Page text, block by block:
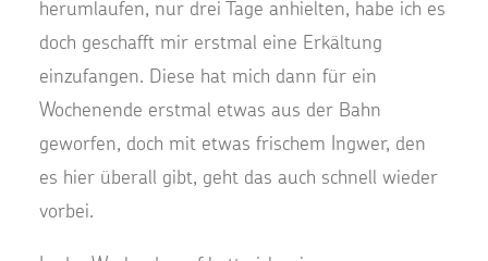
herumlaufen, nur drei Tage anhielten, habe ich es
doch geschafft mir erstmal eine Erkältung
einzufangen. Diese hat mich dann für ein
Wochenende erstmal etwas aus der Bahn
geworfen, doch mit etwas frischem Ingwer, den
es hier überall gibt, geht das auch schnell wieder
vorbei.